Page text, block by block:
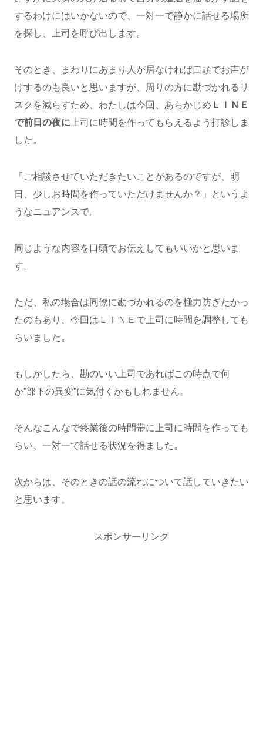
するわけにはいかないので、一対一で静かに話せる場所
を探し、上司を呼び出します。
そのとき、まわりにあまり人が居なければ口頭でお声が
けするのも良いと思いますが、周りの方に勘づかれるリ
スクを減らすため、わたしは今回、あらかじめ ＬＩＮＥ
で前日の夜に上司に時間を作ってもらえるよう打診しま
した。
「ご相談させていただきたいことがあるのですが、明
日、少しお時間を作っていただけませんか？」というよ
うなニュアンスで。
同じような内容を口頭でお伝えしてもいいかと思いま
す。
ただ、私の場合は同僚に勘づかれるのを極力防ぎたかっ
たのもあり、今回はＬＩＮＥで上司に時間を調整しても
らいました。
もしかしたら、勘のいい上司であればこの時点で何
か”部下の異変”に気付くかもしれません。
そんなこんなで終業後の時間帯に上司に時間を作っても
らい、一対一で話せる状況を得ました。
次からは、そのときの話の流れについて話していきたい
と思います。
スポンサーリンク